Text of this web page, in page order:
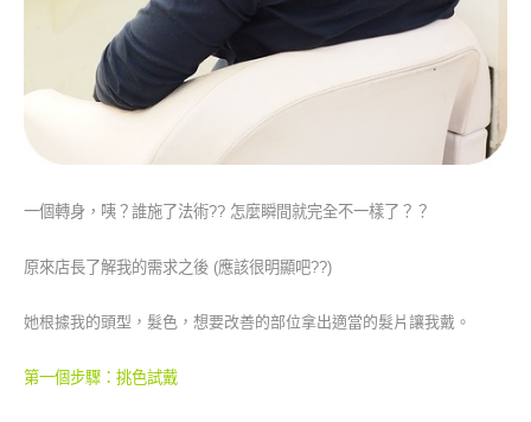
一個轉身， 咦？誰施了法術?? 怎麼瞬間就完全不一樣了？？
原來店長了解我的需求之後 (應該很明顯吧??)
她根據我的頭型，髮色，想要改善的部位拿出適當的髮片讓我戴。
第一個步驟：挑色試戴